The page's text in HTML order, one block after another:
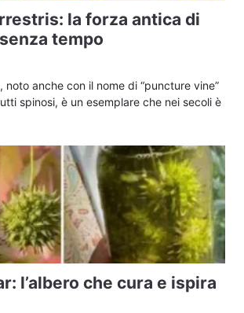
la forza antica di
tempo
noto anche con il nome di “puncture vine”
spinosi, è un esemplare che nei secoli è
l’albero che cura e ispira